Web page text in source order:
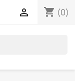
shopping_cart (0)
